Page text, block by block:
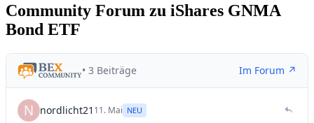
Community Forum zu iShares GNMA
Bond ETF